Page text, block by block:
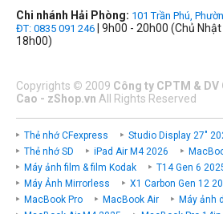
Chi nhánh Hải Phòng: 101 Trần Phú,
ĐT: 0835 091 246 | 9h00 - 20h00 (Chủ
18h00)
Copyrights © 2009 Công ty CPTM &
Cao - zShop.vn All Rights Reserved
Thẻ nhớ CFexpress Studio Display 27"
Thẻ nhớ SD
iPad Air M4 2026
Máy ảnh film & film Kodak
T14 Gen 6
Máy Ảnh Mirrorless
X1 Carbon Gen 12
MacBook Pro
MacBook Air
Máy ảnh